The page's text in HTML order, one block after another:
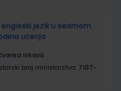
engleski jezik u sedmom
učenja
Ivković
broj ministarstva: 7107-